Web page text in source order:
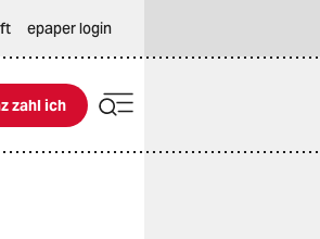
epaper login
ich
zahl ich